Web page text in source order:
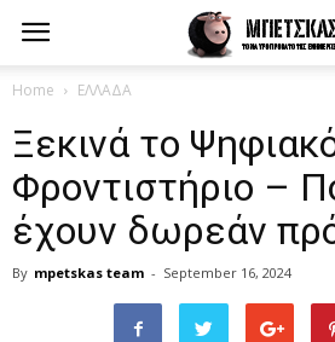
Home ΕΛΛΑΔΑ
Ξεκινά το
Φροντιστήριο –
έχουν δωρεάν
By mpetskas team - September 16, 2024